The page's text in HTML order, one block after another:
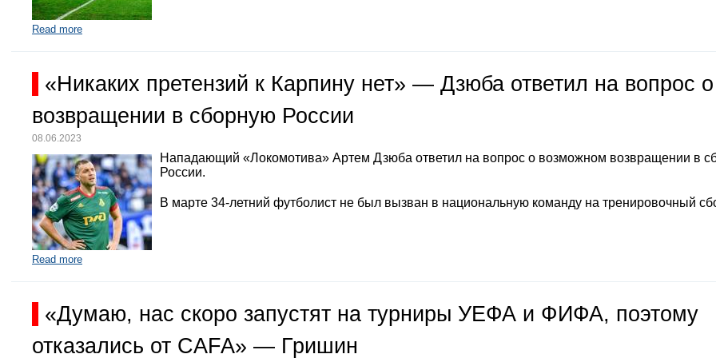
Read more
«Никаких претензий к Карпину нет» — Дзюба ответил на вопрос о
возвращении в сборную России
08.06.2023
Нападающий «Локомотива» Артем Дзюба ответил на вопрос о возможном возвращении в
России.
В марте 34-летний футболист не был вызван в национальную команду на тренировочный
Read more
«Думаю, нас скоро запустят на турниры УЕФА и ФИФА, поэтому
отказались от CAFA» — Гришин